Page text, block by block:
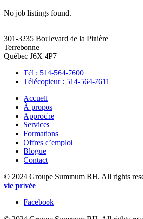
No job listings found.
301-3235 Boulevard de la Pinière
Terrebonne
Québec J6X 4P7
Tél : 514-564-7600
Télécopieur : 514-564-7611
Accueil
À propos
Approche
Services
Formations
Offres d’emploi
Blogue
Contact
© 2024 Groupe Summum RH. All rights
vie privée
Facebook